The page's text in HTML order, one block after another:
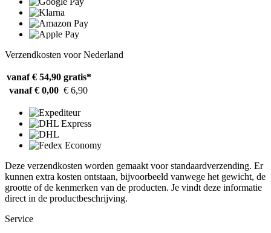
Verzendkosten voor Nederland
vanaf € 54,90 gratis*
vanaf € 0,00 € 6,90
Deze verzendkosten worden gemaakt voor standaardverzending. Er
kunnen extra kosten ontstaan, bijvoorbeeld vanwege het gewicht, de
grootte of de kenmerken van de producten. Je vindt deze informatie
direct in de productbeschrijving.
Service